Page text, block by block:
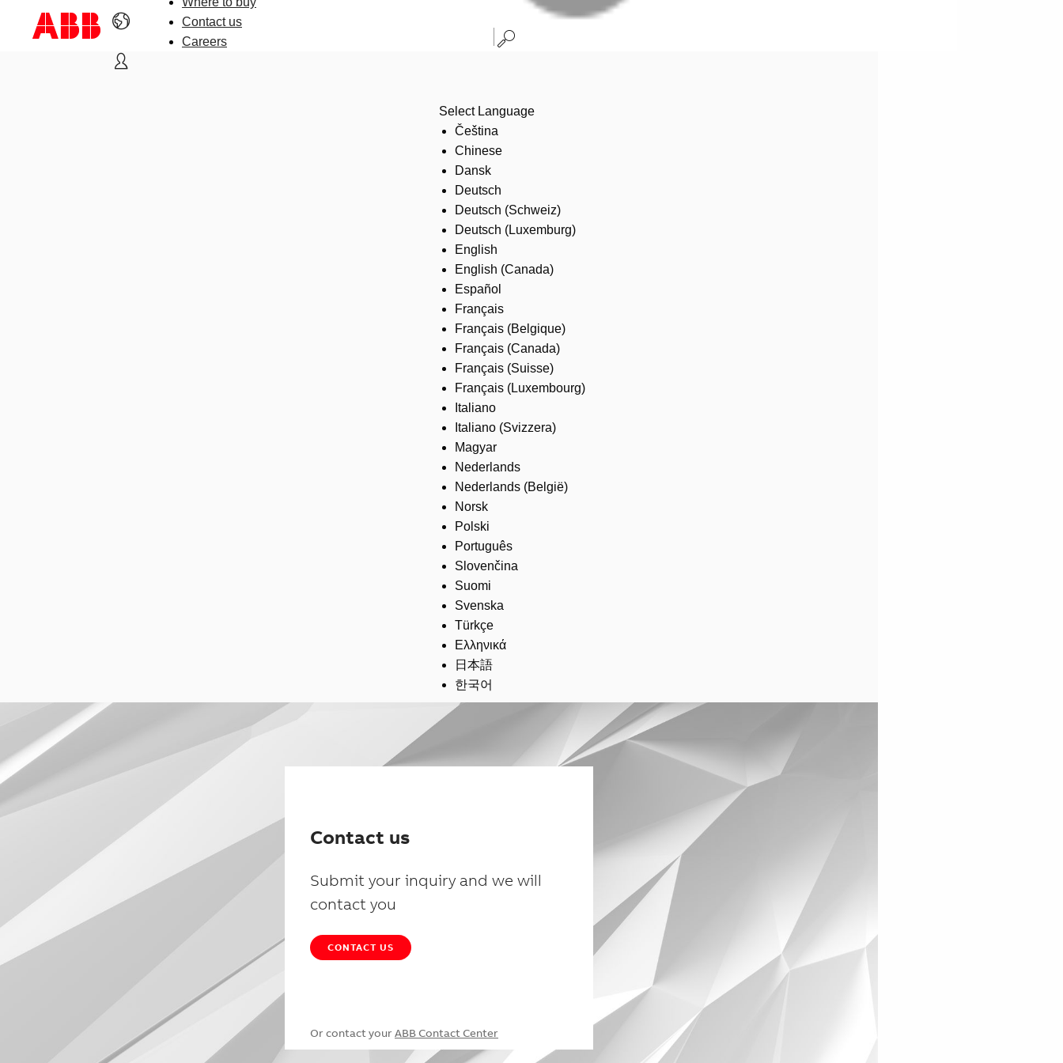
Contact us
Careers
Select Language
Čeština
Chinese
Dansk
Deutsch
Deutsch (Schweiz)
Deutsch (Luxemburg)
English
English (Canada)
Español
Français
Français (Belgique)
Français (Canada)
Français (Suisse)
Français (Luxembourg)
Italiano
Italiano (Svizzera)
Magyar
Nederlands
Nederlands (België)
Norsk
Polski
Português
Slovenčina
Suomi
Svenska
Türkçe
Ελληνικά
日本語
한국어
Contact us
Submit your inquiry and we will
contact you
CONTACT US
Or contact your ABB Contact Center